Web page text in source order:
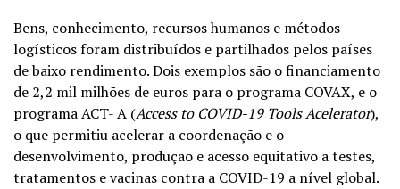
Bens, conhecimento, recursos humanos e métodos
logísticos foram distribuídos e partilhados pelos países
de baixo rendimento. Dois exemplos são o financiamento
de 2,2 mil milhões de euros para o programa COVAX, e o
programa ACT- A (Access to COVID-19 Tools Acelerator),
o que permitiu acelerar a coordenação e o
desenvolvimento, produção e acesso equitativo a testes,
tratamentos e vacinas contra a COVID-19 a nível global.